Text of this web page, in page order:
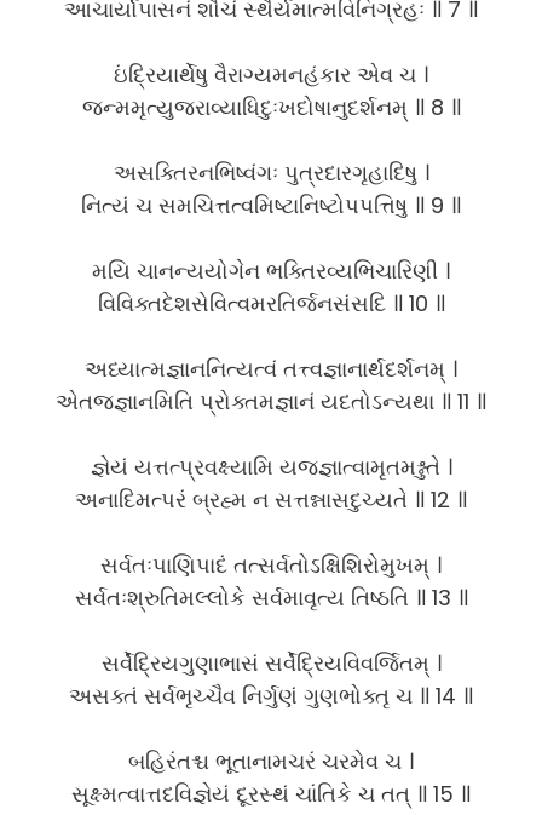
આચાર્યોપાસનં શૌચં સ્થૈર્યમાત્મવિનિગ્રહઃ ॥ 7 ॥
ઇંદ્રિયાર્થેષુ વૈરાગ્યમનહંકાર એવ ચ ।
જન્મમૃત્યુજરાવ્યાધિદુઃખદોષાનુદર્શનમ્ ॥ 8 ॥
અસક્તિરનભિષ્વંગઃ પુત્રદારગૃહાદિષુ ।
નિત્યં ચ સમચિત્તત્વમિષ્ટાનિષ્ટોપપત્તિષુ ॥ 9 ॥
મયિ ચાનન્યયોગેન ભક્તિરવ્યભિચારિણી ।
વિવિક્તદેશસેવિત્વમરતિર્જનસંસદિ ॥ 10 ॥
અધ્યાત્મજ્ઞાનનિત્યત્વં તત્ત્વજ્ઞાનાર્થદર્શનમ્ ।
એતજ્જ્ઞાનમિતિ પ્રોક્તમજ્ઞાનં યદતોઽન્યથા ॥ 11 ॥
જ્ઞેયં યત્તત્પ્રવક્ષ્યામિ યજ્જ્ઞાત્વામૃતમશ્નુતે ।
અનાદિમત્પરં બ્રહ્મ ન સત્તન્નાસદુચ્યતે ॥ 12 ॥
સર્વતઃપાણિપાદં તત્સર્વતોઽક્ષિશિરોમુખમ્ ।
સર્વતઃશ્રુતિમલ્લોકે સર્વમાવૃત્ય તિષ્ઠતિ ॥ 13 ॥
સર્વેંદ્રિયગુણાભાસં સર્વેંદ્રિયવિવર્જિતમ્ ।
અસક્તં સર્વભૃચ્ચૈવ નિર્ગુણં ગુણભોક્તૃ ચ ॥ 14 ॥
બહિરંતશ્ચ ભૂતાનામચરં ચરમેવ ચ ।
સૂક્ષ્મત્વાત્તદવિજ્ઞેયં દૂરસ્થં ચાંતિકે ચ તત્ ॥ 15 ॥